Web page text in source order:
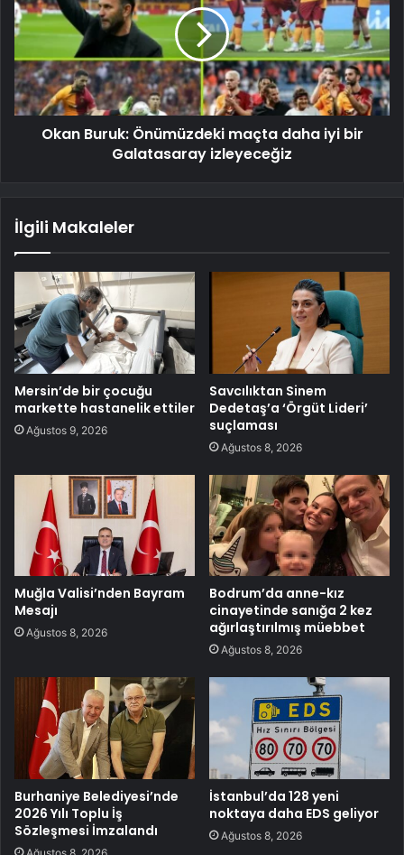
Okan Buruk: Önümüzdeki maçta daha iyi bir
Galatasaray izleyeceğiz
İlgili Makaleler
Mersin’de bir çocuğu
markette hastanelik ettiler
Ağustos 9, 2026
Savcılıktan Sinem
Dedetaş’a ‘Örgüt Lideri’
suçlaması
Ağustos 8, 2026
Muğla Valisi’nden Bayram
Mesajı
Ağustos 8, 2026
Bodrum’da anne-kız
cinayetinde sanığa 2 kez
ağırlaştırılmış müebbet
Ağustos 8, 2026
Burhaniye Belediyesi’nde
2026 Yılı Toplu İş
Sözleşmesi İmzalandı
İstanbul’da 128 yeni
noktaya daha EDS geliyor
Ağustos 8, 2026